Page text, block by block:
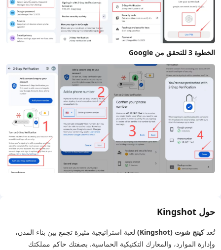
الخطوة 3 للتحقق من Google
حول Kingshot
تُعدكينج شوت (Kingshot)
لعبة استراتيجية مثيرة تجمع بين بناء المدن،
وإدارة الموارد، والمعارك التكتيكية الحماسية. بصفتك حاكم مملكتك